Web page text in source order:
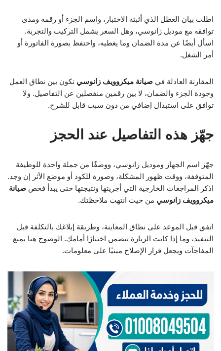
اطلب بيان العطل الذي أثبته الاختبار، واسم الجزء أو رقمه ومدى
توافقه مع موديل زانوسي، وهل السعر يشمل التركيب والتجربة.
اسأل أيضًا عن مدة الضمان وما يغطيه، واحتفظ بصورة الفاتورة أو
أمر الشغل.
المقارنة العادلة في صيانة ميكروويف زانوسي تكون بين نطاق العمل
وجودة الجزء والضمان، لا بين رقمين منفصلين عن التفاصيل. ولا
توافق على استبدال إضافي من دون سبب قابل للشرح.
جهّز هذه التفاصيل عند الحجز
جهّز اسم الجهاز وموديل زانوسي، ووصفًا من جملة واحدة للوظيفة
المتوقفة، ووقت ظهور المشكلة، وصورة للكود أو موضع الأثر إن وجد.
اذكر المراجعات الخارجية التي أجريتها ونتيجتها حتى يبدأ فحص صيانة
ميكروويف زانوسي من حيث انتهت ملاحظتك.
اتفق قبل الموعد على نطاق المعاينة، وطريقة إبلاغك بالتكلفة قبل
التنفيذ، وما إذا كانت الزيارة تتضمن اختبارًا أمامك. الوضوح هنا يمنع
المفاجآت ويجعل قرار الإصلاح مبنيًا على معلومات.